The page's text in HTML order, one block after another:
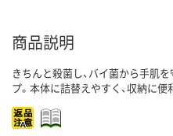
商品説明
きちんと殺菌し、バイ菌から手肌
プ。本体に詰替えやすく、収納に便